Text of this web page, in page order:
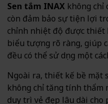
Sen tắm INAX không chỉ
còn đảm bảo sự tiện lợi
chỉnh nhiệt độ được thiết
biểu tượng rõ ràng, giúp
đều có thể sử dụng một
Ngoài ra, thiết kế bề mặt
không chỉ tăng tính thẩm
duy trì vẻ đẹp lâu dài cho